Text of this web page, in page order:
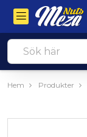
Hem Produkter